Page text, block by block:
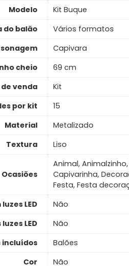
Modelo
Kit Buque
do balão
Vários formatos
Capivara
cheio
69 cm
venda
Kit
por kit
15
Material
Metalizado
Textura
Liso
Ocasiões
Animal,
Capivarinha,
Festa, Festa
LED
Não
LED
Não
incluídos
Balões
Cor
Não